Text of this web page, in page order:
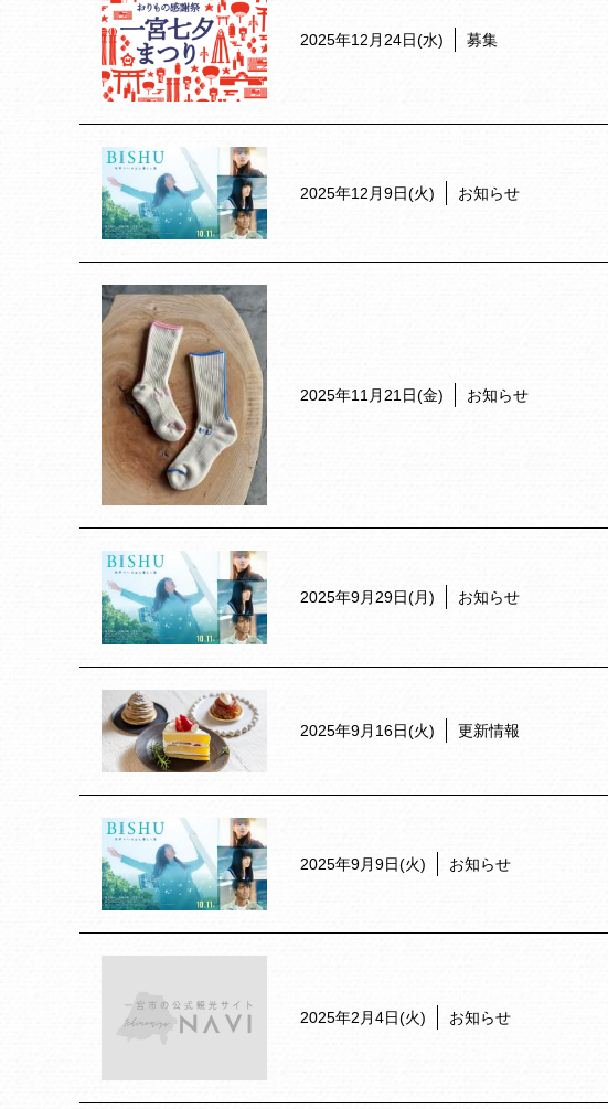
2025年12月24日(水) 募集
2025年12月9日(火) お知らせ
2025年11月21日(金) お知らせ
2025年9月29日(月) お知らせ
2025年9月16日(火) 更新情報
2025年9月9日(火) お知らせ
2025年2月4日(火) お知らせ